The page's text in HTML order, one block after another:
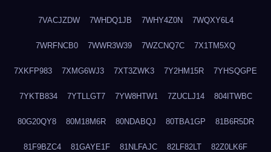
7VACJZDW 7WHDQ1JB 7WHY4Z0N 7WQXY6L4
7WRFNCB0 7WWR3W39 7WZCNQ7C 7X1TM5XQ
7XKFP983 7XMG6WJ3 7XT3ZWK3 7Y2HM15R 7YHSQGPE
7YKTB834 7YTLLGT7 7YW8HTW1 7ZUCLJ14 804ITWBC
80G20QY8 80M18M6R 80NDABQJ 80TBA1GP 81B6R5DR
81F9BZC4 81GAYE1F 81NLFAJC 82LF82LT 82Z0LK6F